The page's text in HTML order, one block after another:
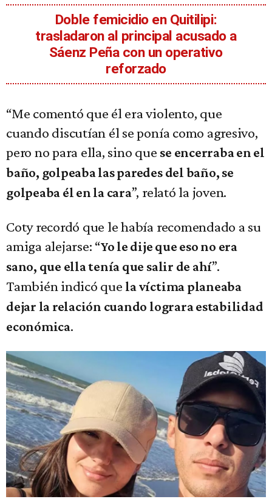
Doble femicidio en Quitilipi:
trasladaron al principal acusado a
Sáenz Peña con un operativo
reforzado
“Me comentó que él era violento, que
cuando discutían él se ponía como agresivo,
pero no para ella, sino que se encerraba en el
baño, golpeaba las paredes del baño, se
golpeaba él en la cara”, relató la joven.
Coty recordó que le había recomendado a su
amiga alejarse: “Yo le dije que eso no era
sano, que ella tenía que salir de ahí”.
También indicó que la víctima planeaba
dejar la relación cuando lograra estabilidad
económica.